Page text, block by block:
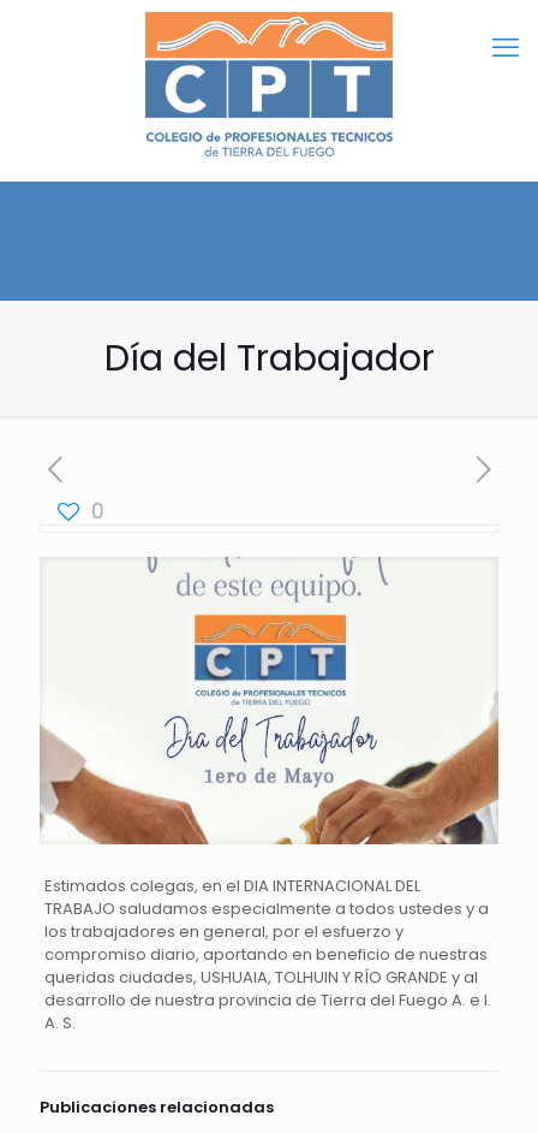
Día del Trabajador
0
Estimados colegas, en el DIA INTERNACIONAL DEL
TRABAJO saludamos especialmente a todos ustedes y a
los trabajadores en general, por el esfuerzo y
compromiso diario, aportando en beneficio de nuestras
queridas ciudades, USHUAIA, TOLHUIN Y RÍO GRANDE y al
desarrollo de nuestra provincia de Tierra del Fuego A. e I.
A. S.
Publicaciones relacionadas